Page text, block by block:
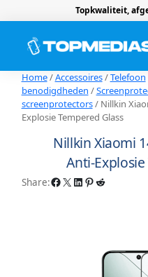
Topkwaliteit,
Home/Accessoires/Telefoon
benodigdheden /
screenprotectors/ Nillkin
Explosie Tempered Glass
Nillkin Xiaomi
Anti-
Share:Facebook X LinkedIn Pinterest Reddit